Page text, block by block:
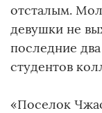
отсталым.
девушки не
последние
студентов
«Поселок